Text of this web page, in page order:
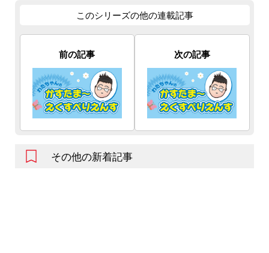
このシリーズの他の連載記事
前の記事 次の記事
その他の新着記事